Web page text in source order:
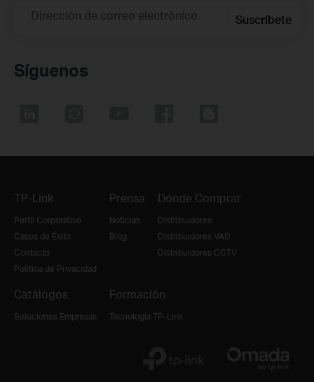
Dirección de correo electrónico Suscríbete
Síguenos
TP-Link
Perfil Corporativo
Casos de Éxito
Contacto
Política de Privacidad
Prensa
Noticias
Blog
Dónde Comprar
Distribuidores
Distribuidores VAD
Distribuidores CCTV
Catálogos
Soluciones Empresas
Formación
Tecnología TP-Link